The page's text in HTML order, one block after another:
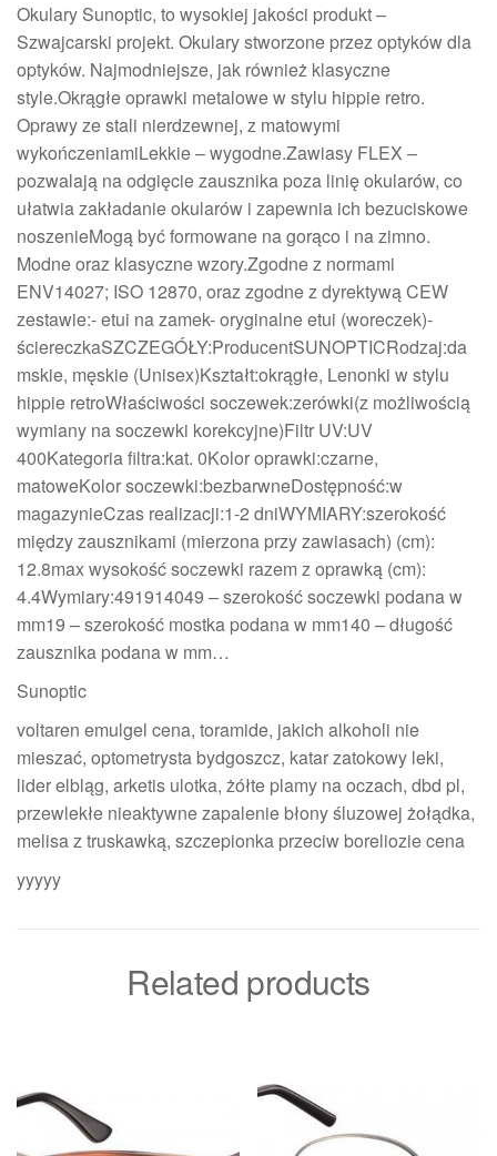
Okulary Sunoptic, to wysokiej jakości produkt –
Szwajcarski projekt. Okulary stworzone przez optyków dla
optyków. Najmodniejsze, jak również klasyczne
style.Okrągłe oprawki metalowe w stylu hippie retro.
Oprawy ze stali nierdzewnej, z matowymi
wykończeniamiLekkie – wygodne.Zawiasy FLEX –
pozwalają na odgięcie zausznika poza linię okularów, co
ułatwia zakładanie okularów i zapewnia ich bezuciskowe
noszenieMogą być formowane na gorąco i na zimno.
Modne oraz klasyczne wzory.Zgodne z normami
ENV14027; ISO 12870, oraz zgodne z dyrektywą CEW
zestawie:- etui na zamek- oryginalne etui (woreczek)-
ściereczkaSZCZEGÓŁY:ProducentSUNOPTICRodzaj:da
mskie, męskie (Unisex)Kształt:okrągłe, Lenonki w stylu
hippie retroWłaściwości soczewek:zerówki(z możliwością
wymiany na soczewki korekcyjne)Filtr UV:UV
400Kategoria filtra:kat. 0Kolor oprawki:czarne,
matoweKolor soczewki:bezbarwneDostępność:w
magazynieCzas realizacji:1-2 dniWYMIARY:szerokość
między zausznikami (mierzona przy zawiasach) (cm):
12.8max wysokość soczewki razem z oprawką (cm):
4.4Wymiary:491914049 – szerokość soczewki podana w
mm19 – szerokość mostka podana w mm140 – długość
zausznika podana w mm…
Sunoptic
voltaren emulgel cena, toramide, jakich alkoholi nie
mieszać, optometrysta bydgoszcz, katar zatokowy leki,
lider elbląg, arketis ulotka, żółte plamy na oczach, dbd pl,
przewlekłe nieaktywne zapalenie błony śluzowej żołądka,
melisa z truskawką, szczepionka przeciw boreliozie cena
yyyyy
Related products